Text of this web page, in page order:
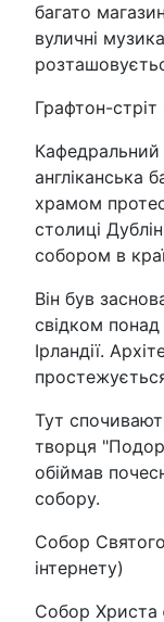
багато
вуличні
Графтон-
англіканська
храмом
столиці
собором в
Він був
свідком понад
Ірландії.
простежується
Тут
творця
обіймав
собору.
Собор
інтернету)
Собор Христа